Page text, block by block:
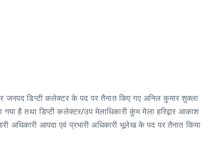
जनपद डिप्टी कलेक्टर के पद पर तैनात किए गए अनिल कुमार शुक्ला
है तथा डिप्टी कलेक्टर/उप मेलाधिकारी कुंभ मेला हरिद्वार आकाश
अधिकारी आपदा एवं प्रभारी अधिकारी भूलेख के पद पर तैनात किया